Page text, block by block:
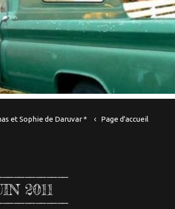
et Sophie de Daruvar * Page d'accueil
2011